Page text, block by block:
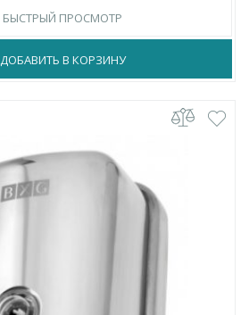
БЫСТРЫЙ ПРОСМОТР
ДОБАВИТЬ В КОРЗИНУ